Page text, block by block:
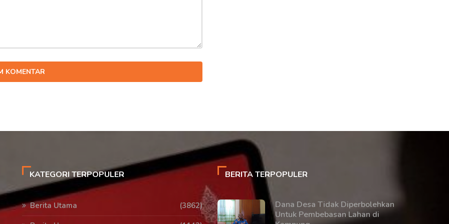
KOMENTAR
KATEGORI TERPOPULER
Berita Utama
(3862)
BERITA TERPOPULER
Dana Desa Tidak Diperbolehkan
Untuk Pembebasan Lahan di